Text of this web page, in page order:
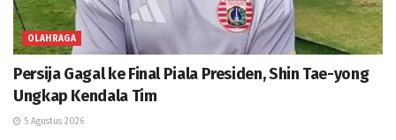
OLAHRAGA
Persija Gagal ke Final Piala Presiden, Shin Tae-yong
Ungkap Kendala Tim
5 Agustus 2026